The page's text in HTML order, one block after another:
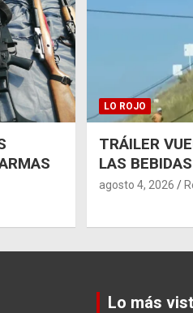
LO ROJO
TRÁILER
LAS
agosto 4, 2026
Lo más